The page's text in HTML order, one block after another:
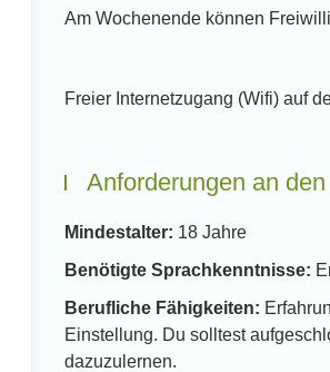
Am Wochenende können
Freier Internetzugang (Wifi) auf
Anforderungen an
Mindestalter: 18 Jahre
Benötigte Sprachkenntnisse:
Berufliche Fähigkeiten:
Einstellung. Du solltest
dazuzulernen.